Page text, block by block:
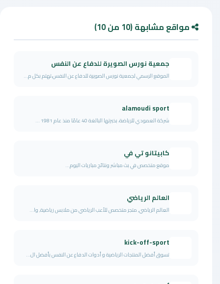
مواقع مشابهة (10 من 10)
جمعية نورس الصويرة للدفاع عن النفس
الموقع الرسمي لجمعية نورس الصويرة للدفاع عن النفس،تهتم بكل م...
alamoudi sport
شركة العمودي للرياضة، بخبرتها البالغة 40 عامًا منذ عام 1981 ...
كابيتانو تي في
موقع متخصص في بث مباشر ونتائج مباريات اليوم...
العالم الرياضي
العالم الرياضي, متجر متخصص للأعب الرياضي من ملابس رياضية, وا...
kick-off-sport
تسوق أفضل المنتجات الرياضية و أدوات الدفاع عن النفس بأفضل ال...